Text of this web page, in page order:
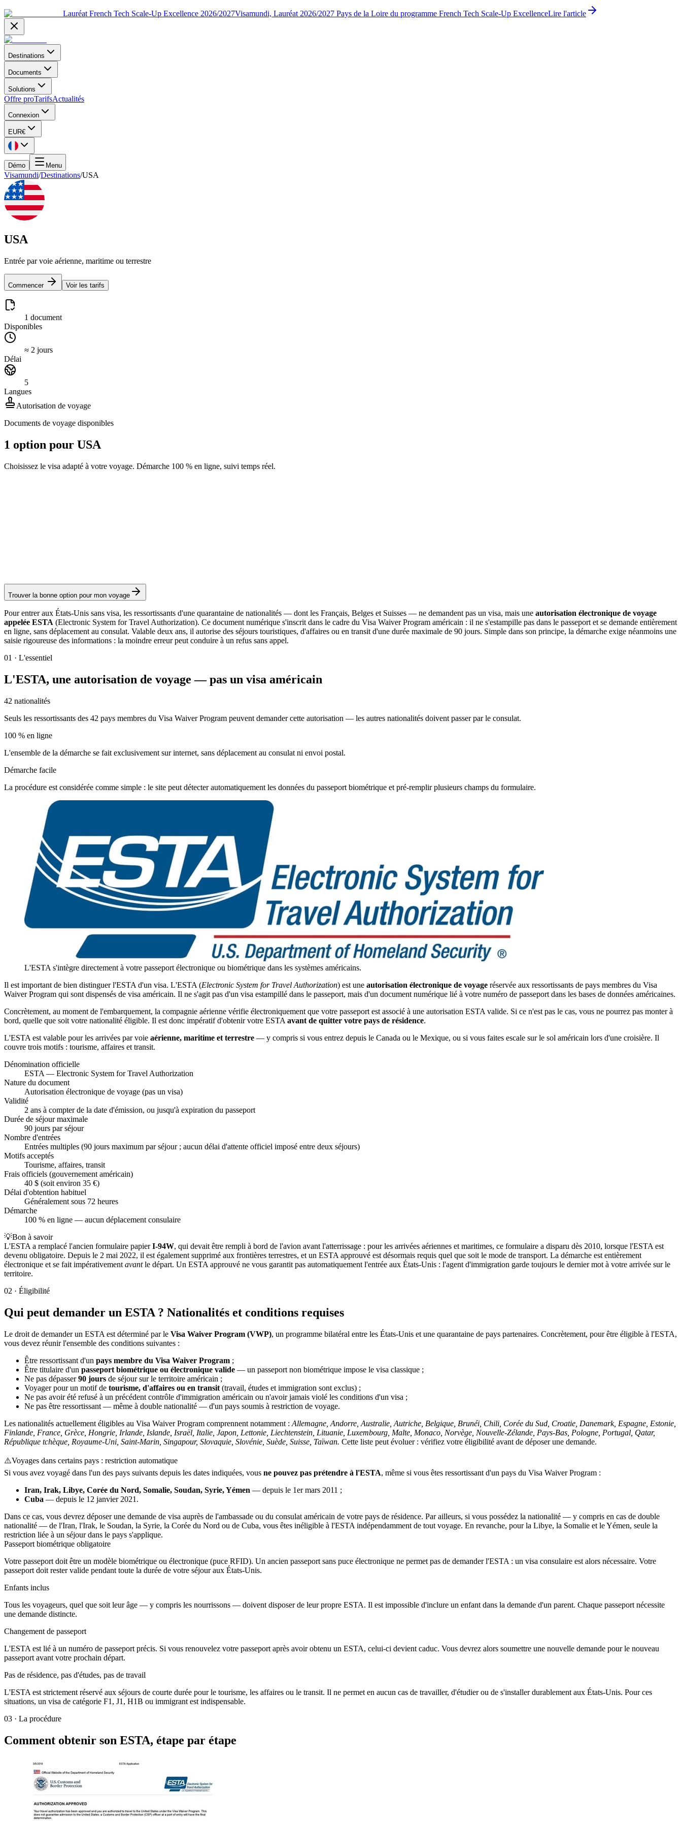
Lauréat French Tech Scale-Up Excellence 2026/2027Visamundi, Lauréat 2026/2027 Pays de la Loire du programme French Tech Scale-Up ExcellenceLire l'article
Destinations
Documents
Solutions
Offre proTarifsActualités
Connexion
EUR€
Démo Menu
Visamundi/Destinations/USA
USA
Entrée par voie aérienne, maritime ou terrestre
Commencer Voir les tarifs
1 document
Disponibles
≈ 2 jours
Délai
5
Langues
Autorisation de voyage
Documents de voyage disponibles
1 option pour USA
Choisissez le visa adapté à votre voyage. Démarche 100 % en ligne, suivi temps réel.
Trouver la bonne option pour mon voyage
Pour entrer aux États-Unis sans visa, les ressortissants d'une quarantaine de nationalités — dont les Français, Belges et Suisses — ne demandent pas un visa, mais une autorisation électronique de voyage
appelée ESTA (Electronic System for Travel Authorization). Ce document numérique s'inscrit dans le cadre du Visa Waiver Program américain : il ne s'estampille pas dans le passeport et se demande entièrement
en ligne, sans déplacement au consulat. Valable deux ans, il autorise des séjours touristiques, d'affaires ou en transit d'une durée maximale de 90 jours. Simple dans son principe, la démarche exige néanmoins une
saisie rigoureuse des informations : la moindre erreur peut conduire à un refus sans appel.
01 · L'essentiel
L'ESTA, une autorisation de voyage — pas un visa américain
42 nationalités
Seuls les ressortissants des 42 pays membres du Visa Waiver Program peuvent demander cette autorisation — les autres nationalités doivent passer par le consulat.
100 % en ligne
L'ensemble de la démarche se fait exclusivement sur internet, sans déplacement au consulat ni envoi postal.
Démarche facile
La procédure est considérée comme simple : le site peut détecter automatiquement les données du passeport biométrique et pré-remplir plusieurs champs du formulaire.
L'ESTA s'intègre directement à votre passeport électronique ou biométrique dans les systèmes américains.
Il est important de bien distinguer l'ESTA d'un visa. L'ESTA (Electronic System for Travel Authorization) est une autorisation électronique de voyage réservée aux ressortissants de pays membres du Visa
Waiver Program qui sont dispensés de visa américain. Il ne s'agit pas d'un visa estampillé dans le passeport, mais d'un document numérique lié à votre numéro de passeport dans les bases de données américaines.
Concrètement, au moment de l'embarquement, la compagnie aérienne vérifie électroniquement que votre passeport est associé à une autorisation ESTA valide. Si ce n'est pas le cas, vous ne pourrez pas monter à
bord, quelle que soit votre nationalité éligible. Il est donc impératif d'obtenir votre ESTA avant de quitter votre pays de résidence.
L'ESTA est valable pour les arrivées par voie aérienne, maritime et terrestre — y compris si vous entrez depuis le Canada ou le Mexique, ou si vous faites escale sur le sol américain lors d'une croisière. Il
couvre trois motifs : tourisme, affaires et transit.
Dénomination officielle
ESTA — Electronic System for Travel Authorization
Nature du document
Autorisation électronique de voyage (pas un visa)
Validité
2 ans à compter de la date d'émission, ou jusqu'à expiration du passeport
Durée de séjour maximale
90 jours par séjour
Nombre d'entrées
Entrées multiples (90 jours maximum par séjour ; aucun délai d'attente officiel imposé entre deux séjours)
Motifs acceptés
Tourisme, affaires, transit
Frais officiels (gouvernement américain)
40 $ (soit environ 35 €)
Délai d'obtention habituel
Généralement sous 72 heures
Démarche
100 % en ligne — aucun déplacement consulaire
💡Bon à savoir
L'ESTA a remplacé l'ancien formulaire papierI-94W, qui devait être rempli à bord de l'avion avant l'atterrissage : pour les arrivées aériennes et maritimes, ce formulaire a disparu dès 2010, lorsque l'ESTA est
devenu obligatoire. Depuis le 2 mai 2022, il est également supprimé aux frontières terrestres, et un ESTA approuvé est désormais requis quel que soit le mode de transport. La démarche est entièrement
électronique et se fait impérativement avantle départ. Un ESTA approuvé ne vous garantit pas automatiquement l'entrée aux États-Unis : l'agent d'immigration garde toujours le dernier mot à votre arrivée sur le
territoire.
02 · Éligibilité
Qui peut demander un ESTA ? Nationalités et conditions requises
Le droit de demander un ESTA est déterminé par le Visa Waiver Program (VWP), un programme bilatéral entre les États-Unis et une quarantaine de pays partenaires. Concrètement, pour être éligible à l'ESTA,
vous devez réunir l'ensemble des conditions suivantes :
Être ressortissant d'un pays membre du Visa Waiver Program ;
Être titulaire d'un passeport biométrique ou électronique valide — un passeport non biométrique impose le visa classique ;
Ne pas dépasser90 jours de séjour sur le territoire américain ;
Voyager pour un motif de tourisme, d'affaires ou en transit (travail, études et immigration sont exclus) ;
Ne pas avoir été refusé à un précédent contrôle d'immigration américain ou n'avoir jamais violé les conditions d'un visa ;
Ne pas être ressortissant — même à double nationalité — d'un pays soumis à restriction de voyage.
Les nationalités actuellement éligibles au Visa Waiver Program comprennent notamment : Allemagne, Andorre, Australie, Autriche, Belgique, Brunéi, Chili, Corée du Sud, Croatie, Danemark, Espagne, Estonie,
Finlande, France, Grèce, Hongrie, Irlande, Islande, Israël, Italie, Japon, Lettonie, Liechtenstein, Lituanie, Luxembourg, Malte, Monaco, Norvège, Nouvelle-Zélande, Pays-Bas, Pologne, Portugal, Qatar,
République tchèque, Royaume-Uni, Saint-Marin, Singapour, Slovaquie, Slovénie, Suède, Suisse, Taïwan. Cette liste peut évoluer : vérifiez votre éligibilité avant de déposer une demande.
⚠️Voyages dans certains pays : restriction automatique
Si vous avez voyagé dans l'un des pays suivants depuis les dates indiquées, vous ne pouvez pas prétendre à l'ESTA, même si vous êtes ressortissant d'un pays du Visa Waiver Program :
Iran, Irak, Libye, Corée du Nord, Somalie, Soudan, Syrie, Yémen — depuis le 1er mars 2011 ;
Cuba — depuis le 12 janvier 2021.
Dans ce cas, vous devrez déposer une demande de visa auprès de l'ambassade ou du consulat américain de votre pays de résidence. Par ailleurs, si vous possédez la nationalité — y compris en cas de double
nationalité — de l'Iran, l'Irak, le Soudan, la Syrie, la Corée du Nord ou de Cuba, vous êtes inéligible à l'ESTA indépendamment de tout voyage. En revanche, pour la Libye, la Somalie et le Yémen, seule la
restriction liée à un séjour dans le pays s'applique.
Passeport biométrique obligatoire
Votre passeport doit être un modèle biométrique ou électronique (puce RFID). Un ancien passeport sans puce électronique ne permet pas de demander l'ESTA : un visa consulaire est alors nécessaire. Votre
passeport doit rester valide pendant toute la durée de votre séjour aux États-Unis.
Enfants inclus
Tous les voyageurs, quel que soit leur âge — y compris les nourrissons — doivent disposer de leur propre ESTA. Il est impossible d'inclure un enfant dans la demande d'un parent. Chaque passeport nécessite
une demande distincte.
Changement de passeport
L'ESTA est lié à un numéro de passeport précis. Si vous renouvelez votre passeport après avoir obtenu un ESTA, celui-ci devient caduc. Vous devrez alors soumettre une nouvelle demande pour le nouveau
passeport avant votre prochain départ.
Pas de résidence, pas d'études, pas de travail
L'ESTA est strictement réservé aux séjours de courte durée pour le tourisme, les affaires ou le transit. Il ne permet en aucun cas de travailler, d'étudier ou de s'installer durablement aux États-Unis. Pour ces
situations, un visa de catégorie F1, J1, H1B ou immigrant est indispensable.
03 · La procédure
Comment obtenir son ESTA, étape par étape